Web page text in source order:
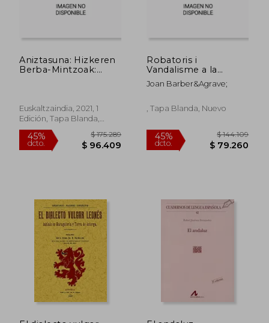
Aniztasuna: Hizkeren
Berba-Mintzoak:
Biltzarra: 31 (Iker)
Euskaltzaindia, 2021, 1
Edición, Tapa Blanda,
Nuevo
Robatoris i
Vandalisme a la
Ribera del Xúquer
Durant el Segle xvi
Joan Barber&Agrave;
, Tapa Blanda, Nuevo